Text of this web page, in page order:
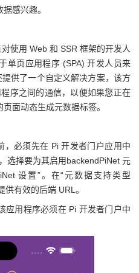
感兴趣。
使用 Web 和 SSR 框架的开发人
单页应用程序 (SPA) 开发人员来
供了一个自定义解决方案，该方
序之间的通信，以便如果您正在
面动态生成元数据标签。
，必须先在 Pi 开发者门户应用中
选择要为其启用backendPiNet 元
设置”。在“元数据支持类型
有效的后端 URL。
应用程序必须在 Pi 开发者门户中